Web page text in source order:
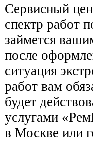
Сервисный
спектр работ
займется
после
ситуация
работ вам
будет
услугами
в Москве или